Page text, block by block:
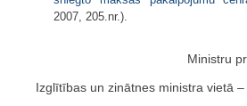
2007, 205.nr.).
Ministru
Izglītības un zinātnes ministra vietā